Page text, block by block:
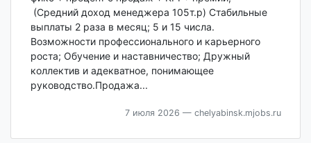
(Средний доход менеджера 105т.р) Стабильные
выплаты 2 раза в месяц; 5 и 15 числа.
Возможности профессионального и карьерного
роста; Обучение и наставничество; Дружный
коллектив и адекватное, понимающее
руководство.Продажа...
7 июля 2026 — chelyabinsk.mjobs.ru